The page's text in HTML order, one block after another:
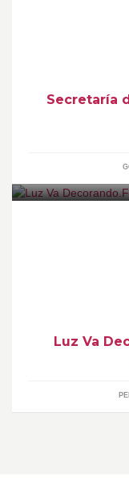
Secretaría
Luz Va